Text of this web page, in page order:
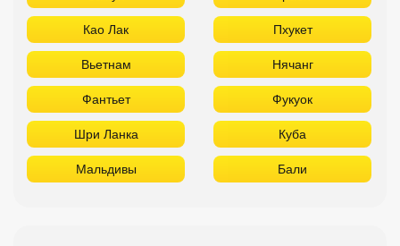
Као Лак Пхукет
Вьетнам Нячанг
Фантьет Фукуок
Шри Ланка Куба
Мальдивы Бали